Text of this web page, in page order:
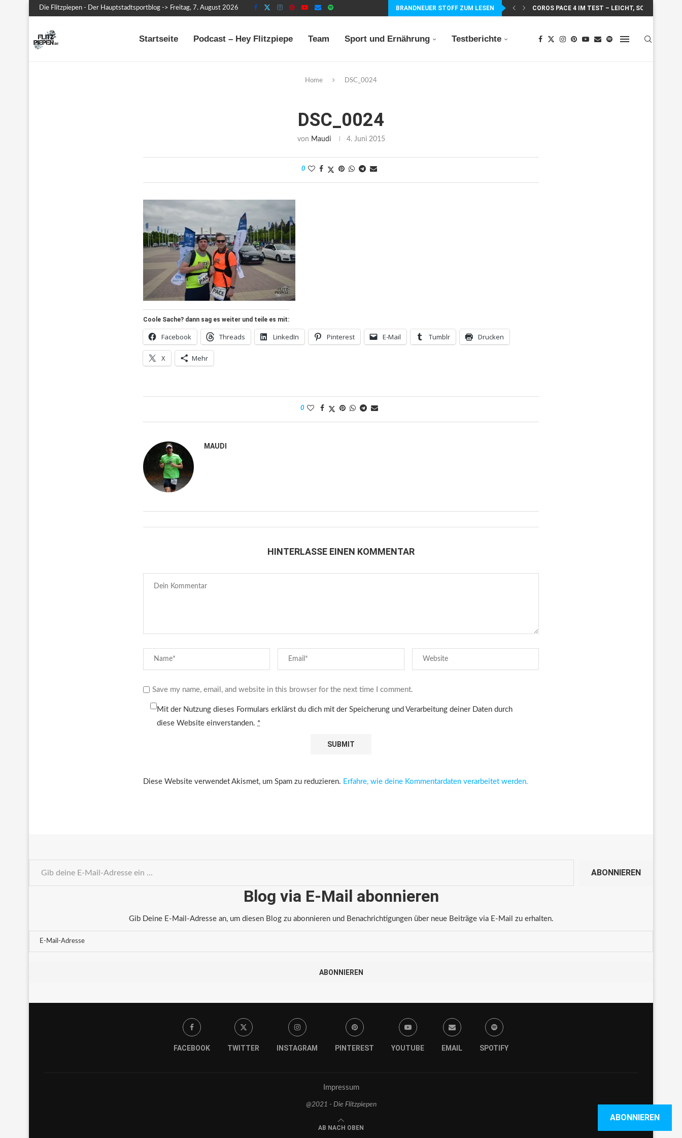
Die Flitzpiepen - Der Hauptstadtsportblog -> Freitag, 7. August 2026 BRANDNEUER STOFF ZUM LESEN COROS PACE 4 IM TEST – LEICHT, SCHNELL...
Startseite Podcast – Hey Flitzpiepe Team Sport und Ernährung Testberichte
Home DSC_0024
DSC_0024
von Maudi 4. Juni 2015
0
Coole Sache? dann sag es weiter und teile es mit:
Facebook Threads LinkedIn Pinterest E-Mail Tumblr Drucken
X Mehr
0
MAUDI
HINTERLASSE EINEN KOMMENTAR
Save my name, email, and website in this browser for the next time I comment.
Mit der Nutzung dieses Formulars erklärst du dich mit der Speicherung und Verarbeitung deiner Daten durch
diese Website einverstanden. *
Diese Website verwendet Akismet, um Spam zu reduzieren. Erfahre, wie deine Kommentardaten verarbeitet werden.
ABONNIEREN
Blog via E-Mail abonnieren
Gib Deine E-Mail-Adresse an, um diesen Blog zu abonnieren und Benachrichtigungen über neue Beiträge via E-Mail zu erhalten.
ABONNIEREN
FACEBOOK TWITTER INSTAGRAM PINTEREST YOUTUBE EMAIL SPOTIFY
Impressum
@2021 - Die Flitzpiepen
AB NACH OBEN
ABONNIEREN